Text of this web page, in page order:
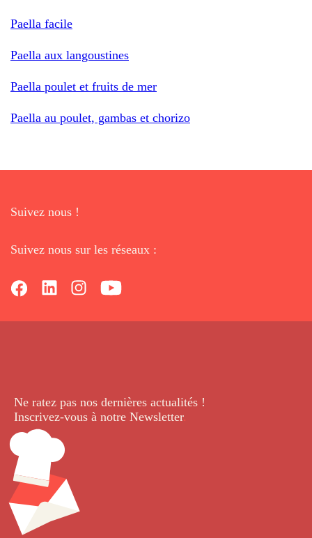
Paella facile
Paella aux langoustines
Paella poulet et fruits de mer
Paella au poulet, gambas et chorizo
Suivez nous !
Suivez nous sur les réseaux :
Ne ratez pas nos dernières actualités !
Inscrivez-vous à notre Newsletter.